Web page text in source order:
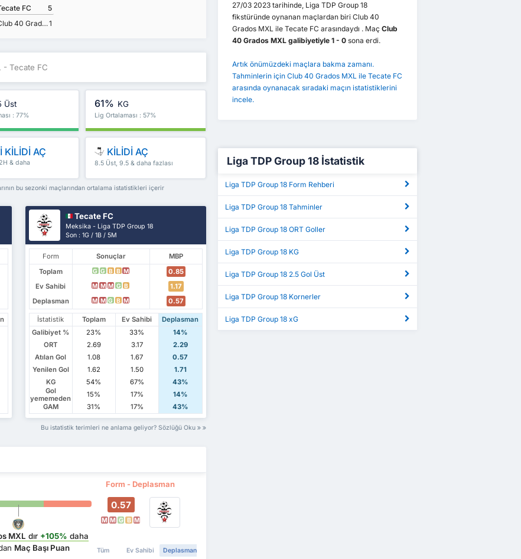
FC
5
Club 40 Grados MXL 1
- Tecate FC
Üst
: 77%
61% KG
Lig Ortalaması : 57%
KİLİDİ AÇ
& daha
KİLİDİ AÇ
8.5 Üst, 9.5 & daha fazlası
bu sezonki maçlarından ortalama istatistikleri içerir
Tecate FC
Meksika - Liga TDP Group 18
Son : 1G / 1B / 5M
Form Sonuçlar
MBP
Toplam
G G B B M
0.85
Ev Sahibi
M M M G B
1.17
Deplasman
M M G B M 0.57
İstatistik Toplam Ev Sahibi
Deplasman
Galibiyet %
23% 33%
14%
ORT
2.69 3.17
2.29
Atılan Gol
1.08 1.67
0.57
Yenilen Gol
1.62 1.50
1.71
KG
54% 67%
43%
Gol
yememeden
15% 17%
14%
GAM
31% 17% 43%
Bu istatistik terimleri ne anlama geliyor? Sözlüğü Oku
Form - Deplasman
MXL dır +105% daha
Maç Başı Puan
0.57
M M G B M
Tüm Ev Sahibi Deplasman
27/03 2023 tarihinde, Liga TDP Group 18
fikstüründe oynanan maçlardan biri Club 40
Grados MXL ile Tecate FC arasındaydı . Maç Club
40 Grados MXL galibiyetiyle 1 - 0sona erdi.
Artık önümüzdeki maçlara bakma zamanı.
Tahminlerin için Club 40 Grados MXL ile Tecate FC
arasında oynanacak sıradaki maçın istatistiklerini
incele.
Liga TDP Group 18 İstatistik
Liga TDP Group 18 Form Rehberi
Liga TDP Group 18 Tahminler
Liga TDP Group 18 ORT Goller
Liga TDP Group 18 KG
Liga TDP Group 18 2.5 Gol Üst
Liga TDP Group 18 Kornerler
Liga TDP Group 18 xG